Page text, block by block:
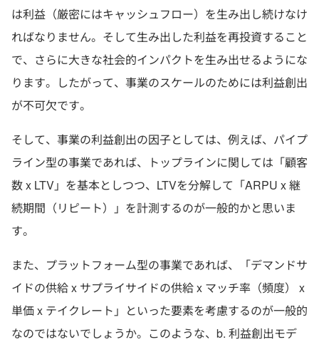
は利益（厳密にはキャッシュフロー）を生み出し続けなけ
ればなりません。そして生み出した利益を再投資すること
で、さらに大きな社会的インパクトを生み出せるようにな
ります。したがって、事業のスケールのためには利益創出
が不可欠です。
そして、事業の利益創出の因子としては、例えば、パイプ
ライン型の事業であれば、トップラインに関しては「顧客
数 x LTV」を基本としつつ、LTVを分解して「ARPU x 継
続期間（リピート）」を計測するのが一般的かと思いま
す。
また、プラットフォーム型の事業であれば、「デマンドサ
イドの供給 x サプライサイドの供給 x マッチ率（頻度） x
単価 x テイクレート」といった要素を考慮するのが一般的
なのではないでしょうか。このような、b. 利益創出モデ